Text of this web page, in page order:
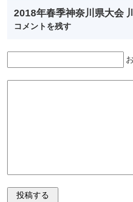
2018年春季神奈川県大会
コメントを残す